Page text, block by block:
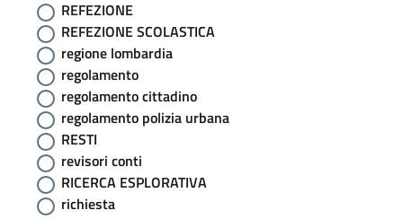
REFEZIONE
REFEZIONE SCOLASTICA
regione lombardia
regolamento
regolamento cittadino
regolamento polizia urbana
RESTI
revisori conti
RICERCA ESPLORATIVA
richiesta